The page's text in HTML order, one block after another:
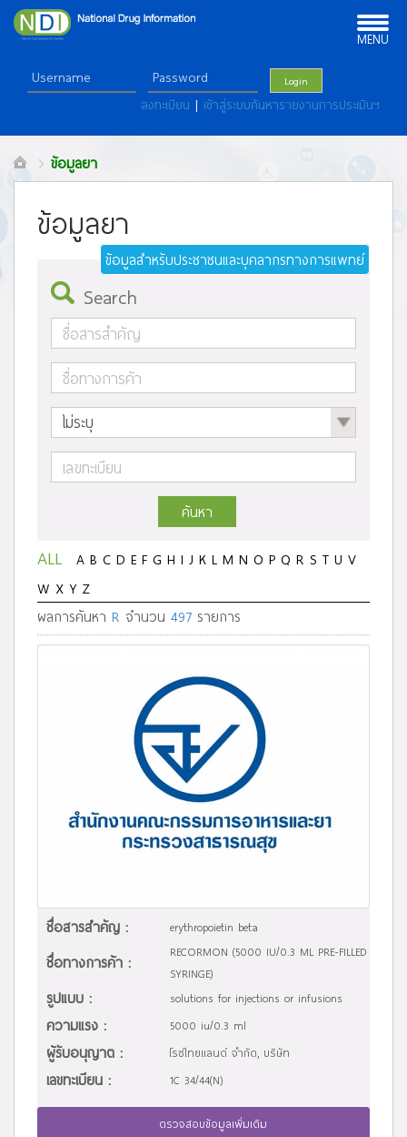
Toggle
navigation
MENU
Login
ลงทะเบียน | เข้าสู่ระบบค้นหารายงานการประเมินฯ
ข้อมูลยา
ข้อมูลยา
ข้อมูลสำหรับประชาชนและบุคลากรทางการแพทย์
Search
ค้นหา
ALL A B C D E F G H I J K L M N O P Q R S T U V
W X Y Z
ผลการค้นหา R จำนวน 497 รายการ
ชื่อสารสำคัญ : erythropoietin beta
ชื่อทางการค้า :
RECORMON (5000 IU/0.3 ML PRE-FILLED
SYRINGE)
รูปแบบ : solutions for injections or infusions
ความแรง : 5000 iu/0.3 ml
ผู้รับอนุญาต : โรชไทยแลนด์ จำกัด, บริษัท
เลขทะเบียน : 1C 34/44(N)
ตรวจสอบข้อมูลเพิ่มเติม